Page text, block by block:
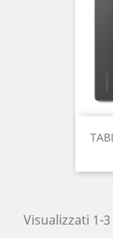
Visualizzati 1-